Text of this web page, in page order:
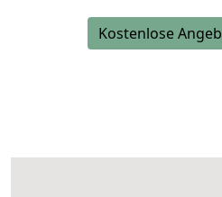
Kostenlose